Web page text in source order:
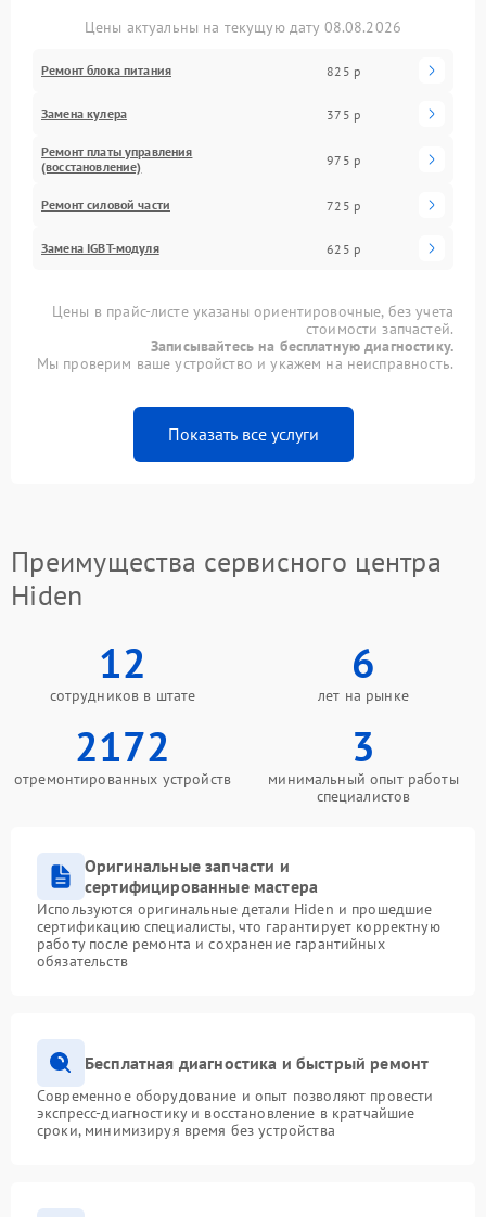
Цены актуальны на текущую дату 08.08.2026
Ремонт блока питания 825 р
Замена кулера 375 р
Ремонт платы управления
(восстановление)
975 р
Ремонт силовой части 725 р
Замена IGBT-модуля 625 р
Цены в прайс-листе указаны ориентировочные, без учета
стоимости запчастей.
Записывайтесь на бесплатную диагностику.
Мы проверим ваше устройство и укажем на неисправность.
Показать все услуги
Преимущества сервисного центра
Hiden
12
сотрудников в штате
6
лет на рынке
2172
отремонтированных устройств
3
минимальный опыт работы
специалистов
Оригинальные запчасти и
сертифицированные мастера
Используются оригинальные детали Hiden и прошедшие
сертификацию специалисты, что гарантирует корректную
работу после ремонта и сохранение гарантийных
обязательств
Бесплатная диагностика и быстрый ремонт
Современное оборудование и опыт позволяют провести
экспресс-диагностику и восстановление в кратчайшие
сроки, минимизируя время без устройства